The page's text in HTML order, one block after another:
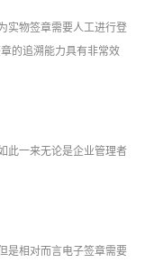
实物签章需要人工进行登
的追溯能力具有非常效
此一来无论是企业管理者
是相对而言电子签章需要